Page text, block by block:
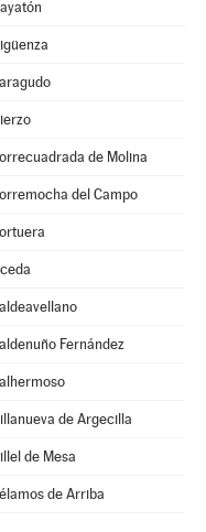
de Molina
del Campo
Fernández
de Argecilla
de Mesa
de Arriba